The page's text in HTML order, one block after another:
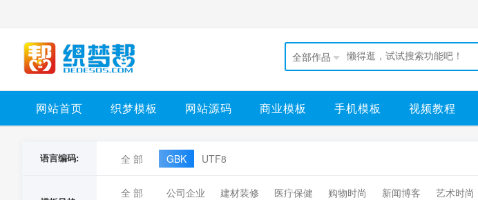
全部作品
网站首页 织梦模板 网站源码 商业模板 手机模板 视频教程
语言编码: 全 部 GBK UTF8
全 部 公司企业 建材装修 医疔保健 购物时尚 新闻博客 艺术时尚